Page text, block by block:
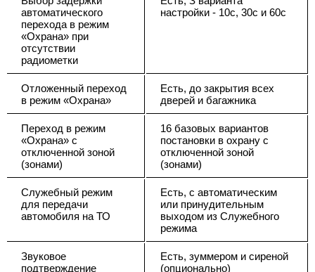
автоматического
перехода в режим
«Охрана» при
отсутствии
радиометки
настройки - 10с, 30с и 60с
Отложенный переход
в режим «Охрана»
Есть, до закрытия всех
дверей и багажника
Переход в режим
«Охрана» с
отключенной зоной
(зонами)
16 базовых вариантов
постановки в охрану с
отключенной зоной
(зонами)
Служебный режим
для передачи
автомобиля на ТО
Есть, с автоматическим
или принудительным
выходом из Служебного
режима
Звуковое
подтверждение
Есть, зуммером и сиреной
(опционально)